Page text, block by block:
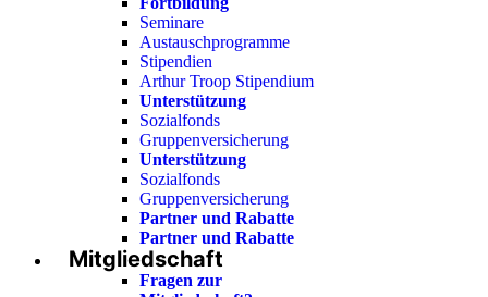
Seminare
Austauschprogramme
Stipendien
Arthur Troop Stipendium
Unterstützung
Sozialfonds
Gruppenversicherung
Unterstützung
Sozialfonds
Gruppenversicherung
Partner und Rabatte
Partner und Rabatte
Mitgliedschaft
Fragen zur